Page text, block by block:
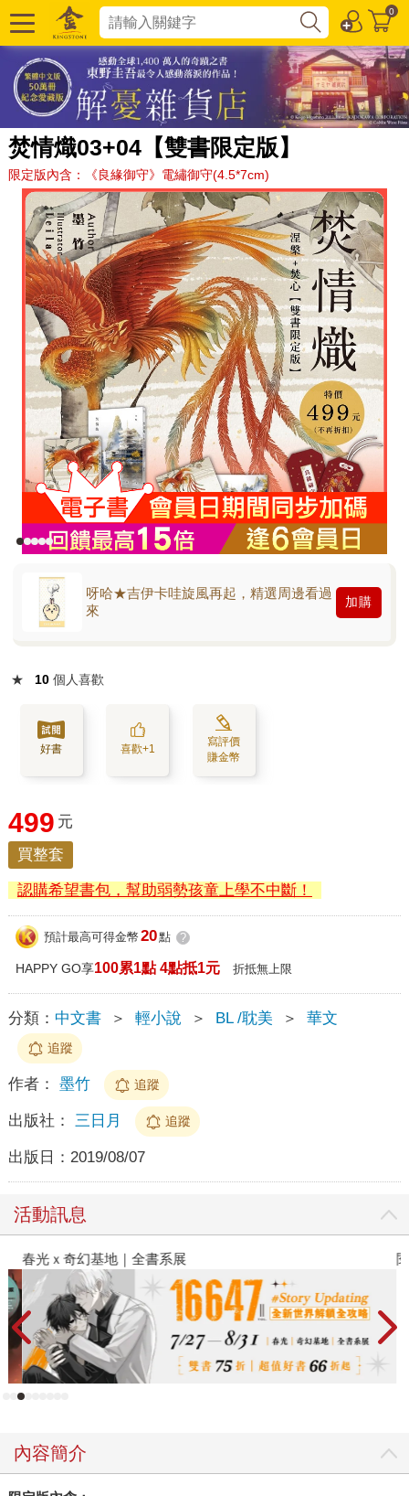
0
焚情熾03+04【雙書限定版】
限定版內含：《良緣御守》電繡御守(4.5*7cm)
呀哈★吉伊卡哇旋風再起，精選周邊看過
來
加購
★ 10 個人喜歡
好書 喜歡+1
寫評價
賺金幣
499 元
買整套
認購希望書包，幫助弱勢孩童上學不中斷！
預計最高可得金幣 20點 ?
HAPPY GO享100累1點 4點抵1元 折抵無上限
分類： 中文書 ＞ 輕小說 ＞ BL /耽美 ＞ 華文
追蹤
作者： 墨竹 追蹤
出版社： 三日月 追蹤
出版日： 2019/08/07
活動訊息
春光ｘ奇幻基地｜全書系展
內容簡介